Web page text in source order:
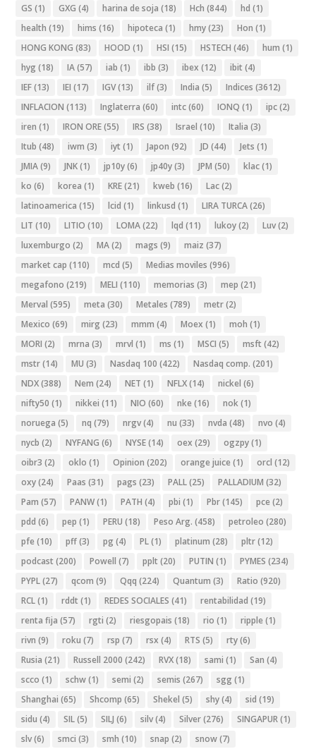
GS (1) GXG (4) harina de soja (18) Hch (844) hd (1)
health (19) hims (16) hipoteca (1) hmy(23) Hon (1)
HONG KONG (83) HOOD (1) HSI (15) HSTECH (46) hum (1)
hyg (18) IA(57) iab (1) ibb (3) ibex (12) ibit (4)
IEF(13) IEI (17) IGV(13) ilf(3) India (5) Indices (3612)
INFLACION (113) Inglaterra (60) intc(60) IONQ (1) ipc(2)
iren (1) IRON ORE(55) IRS (38) Israel (10) Italia (3)
Itub (48) iwm (3) iyt (1) Japon (92) JD (44) Jets (1)
JMIA(9) JNK(1) jp10y(6) jp40y(3) JPM (50) klac(1)
ko (6) korea (1) KRE(21) kweb (16) Lac(2)
latinoamerica (15) lcid (1) linkusd (1) LIRA TURCA(26)
LIT (10) LITIO (10) LOMA(22) lqd (11) lukoy(2) Luv(2)
luxemburgo (2) MA(2) mags (9) maiz (37)
market cap (110) mcd (5) Medias moviles (996)
megafono (219) MELI (110) memorias (3) mep (21)
Merval (595) meta (30) Metales (789) metr(2)
Mexico (69) mirg (23) mmm (4) Moex (1) moh (1)
MORI (2) mrna (3) mrvl (1) ms (1) MSCI (5) msft (42)
mstr(14) MU (3) Nasdaq 100 (422) Nasdaq comp. (201)
NDX(388) Nem (24) NET (1) NFLX(14) nickel (6)
nifty50 (1) nikkei (11) NIO (60) nke (16) nok(1)
noruega (5) nq (79) nrgv(4) nu (33) nvda (48) nvo (4)
nycb (2) NYFANG (6) NYSE(14) oex (29) ogzpy(1)
oibr3 (2) oklo (1) Opinion (202) orange juice (1) orcl (12)
oxy(24) Paas (31) pags (23) PALL(25) PALLADIUM (32)
Pam (57) PANW(1) PATH (4) pbi (1) Pbr(145) pce (2)
pdd (6) pep (1) PERU (18) Peso Arg. (458) petroleo (280)
pfe (10) pff(3) pg (4) PL(1) platinum (28) pltr(12)
podcast (200) Powell (7) pplt (20) PUTIN (1) PYMES (234)
PYPL(27) qcom (9) Qqq (224) Quantum (3) Ratio (920)
RCL(1) rddt (1) REDES SOCIALES (41) rentabilidad (19)
renta fija (57) rgti (2) riesgopais (18) rio (1) ripple (1)
rivn (9) roku (7) rsp (7) rsx (4) RTS (5) rty(6)
Rusia (21) Russell 2000 (242) RVX(18) sami (1) San (4)
scco (1) schw(1) semi (2) semis (267) sgg (1)
Shanghai (65) Shcomp (65) Shekel (5) shy(4) sid (19)
sidu (4) SIL(5) SILJ (6) silv(4) Silver(276) SINGAPUR(1)
slv(6) smci (3) smh (10) snap (2) snow(7)